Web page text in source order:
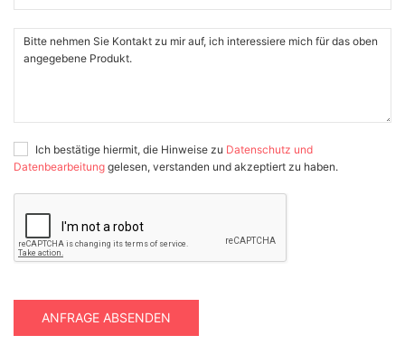
Ich bestätige hiermit, die Hinweise zu Datenschutz und
Datenbearbeitung gelesen, verstanden und akzeptiert zu haben.
ANFRAGE ABSENDEN